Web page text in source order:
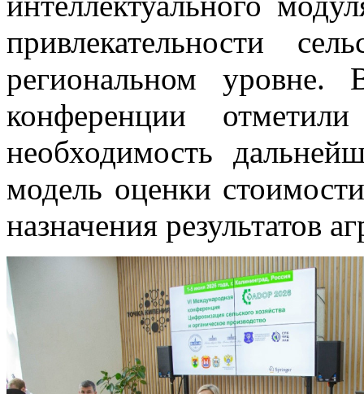
привлекательности
региональном уровне.
конференции отметили
необходимость
модель оценки
назначения результатов